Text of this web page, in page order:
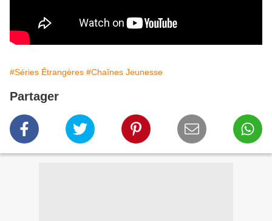
#Séries Étrangères #Chaînes Jeunesse
Partager